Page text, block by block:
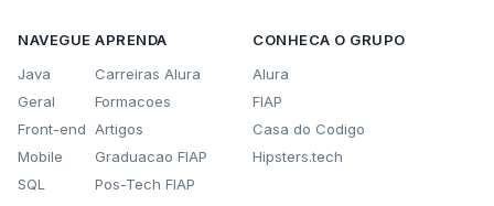
NAVEGUE
Java
Geral
Front-end
Mobile
SQL
APRENDA
Carreiras Alura
Formacoes
Artigos
Graduacao FIAP
Pos-Tech FIAP
CONHECA O GRUPO
Alura
FIAP
Casa do Codigo
Hipsters.tech